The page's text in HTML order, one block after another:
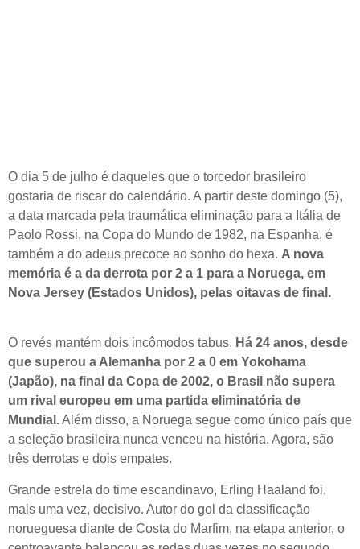
O dia 5 de julho é daqueles que o torcedor brasileiro
gostaria de riscar do calendário. A partir deste domingo (5),
a data marcada pela traumática eliminação para a Itália de
Paolo Rossi, na Copa do Mundo de 1982, na Espanha, é
também a do adeus precoce ao sonho do hexa. A nova
memória é a da derrota por 2 a 1 para a Noruega, em
Nova Jersey (Estados Unidos), pelas oitavas de final.
O revés mantém dois incômodos tabus. Há 24 anos, desde
que superou a Alemanha por 2 a 0 em Yokohama
(Japão), na final da Copa de 2002, o Brasil não supera
um rival europeu em uma partida eliminatória de
Mundial.Além disso, a Noruega segue como único país que
a seleção brasileira nunca venceu na história. Agora, são
três derrotas e dois empates.
Grande estrela do time escandinavo, Erling Haaland foi,
mais uma vez, decisivo. Autor do gol da classificação
norueguesa diante de Costa do Marfim, na etapa anterior, o